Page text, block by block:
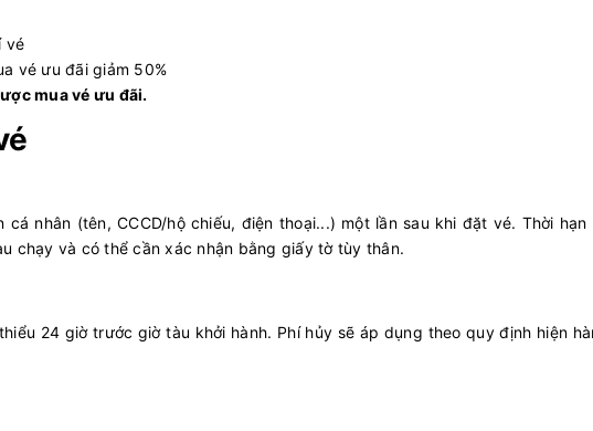
vé
vé ưu đãi giảm 50%
mua vé ưu đãi.
nhân (tên, CCCD/hộ chiếu, điện thoại...) một lần sau khi đặt vé. Thời hạn
chạy và có thể cần xác nhận bằng giấy tờ tùy thân.
24 giờ trước giờ tàu khởi hành. Phí hủy sẽ áp dụng theo quy định hiện